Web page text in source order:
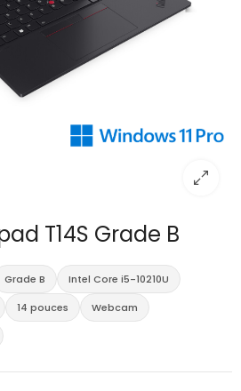
T14S Grade B
Grade B
Intel Core i5-10210U
14 pouces
Webcam